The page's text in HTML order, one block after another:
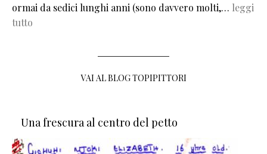
ormai da sedici lunghi anni (sono davvero molti,… leggi
tutto
VAI AL BLOG TOPIPITTORI
Una frescura al centro del petto